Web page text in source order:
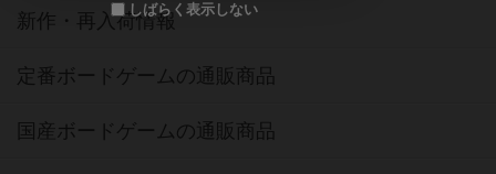
しばらく表示しない
新作・再入荷情報
定番ボードゲームの通販商品
国産ボードゲームの通販商品